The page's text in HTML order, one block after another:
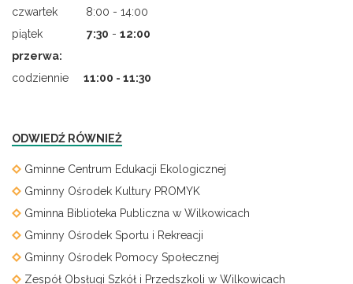
czwartek 8:00 - 14:00
piątek 7:30 - 12:00
przerwa:
codziennie
11:00 - 11:30
ODWIEDŹ RÓWNIEŻ
Gminne Centrum Edukacji Ekologicznej
Gminny Ośrodek Kultury PROMYK
Gminna Biblioteka Publiczna w Wilkowicach
Gminny Ośrodek Sportu i Rekreacji
Gminny Ośrodek Pomocy Społecznej
Zespół Obsługi Szkół i Przedszkoli w Wilkowicach